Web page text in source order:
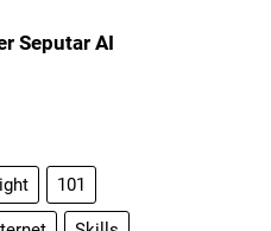
Seputar AI
101